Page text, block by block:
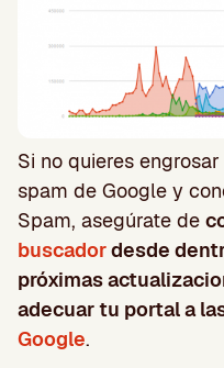
Si no quieres
spam de Google y
Spam, asegúrate de
buscadordesde
próximas
adecuar tu portal a
Google.